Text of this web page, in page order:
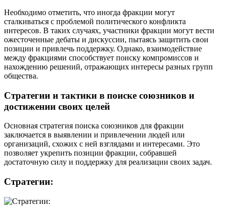
Необходимо отметить, что иногда фракции могут
сталкиваться с проблемой политического конфликта
интересов. В таких случаях, участники фракции могут вести
ожесточенные дебаты и дискуссии, пытаясь защитить свои
позиции и привлечь поддержку. Однако, взаимодействие
между фракциями способствует поиску компромиссов и
нахождению решений, отражающих интересы разных групп
общества.
Стратегии и тактики в поиске союзников и
достижении своих целей
Основная стратегия поиска союзников для фракции
заключается в выявлении и привлечении людей или
организаций, схожих с ней взглядами и интересами. Это
позволяет укрепить позиции фракции, собравшей
достаточную силу и поддержку для реализации своих задач.
Стратегии: